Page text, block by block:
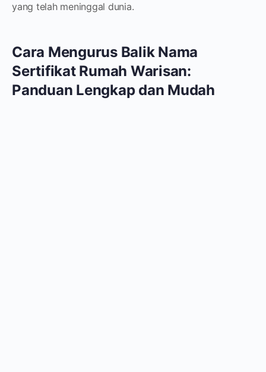
yang telah meninggal dunia.
Cara Mengurus Balik Nama
Sertifikat Rumah Warisan:
Panduan Lengkap dan Mudah